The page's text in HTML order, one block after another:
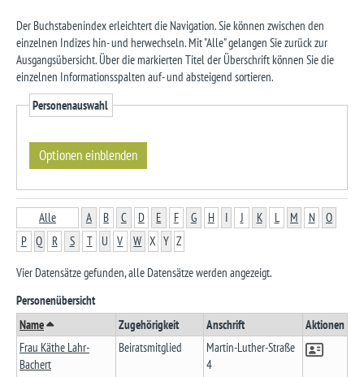
Der Buchstabenindex erleichtert die Navigation. Sie können zwischen den
einzelnen Indizes hin- und herwechseln. Mit "Alle" gelangen Sie zurück zur
Ausgangsübersicht. Über die markierten Titel der Überschrift können Sie die
einzelnen Informationsspalten auf- und absteigend sortieren.
Personenauswahl
Alle A B C D E F G H I J K L M N
O
P Q R S T U V W X Y Z
Vier Datensätze gefunden, alle Datensätze werden angezeigt.
Personenübersicht
Name
Zugehörigkeit Anschrift
Aktionen
Frau Käthe Lahr-
Bachert
Beiratsmitglied
Martin-Luther-Straße
4